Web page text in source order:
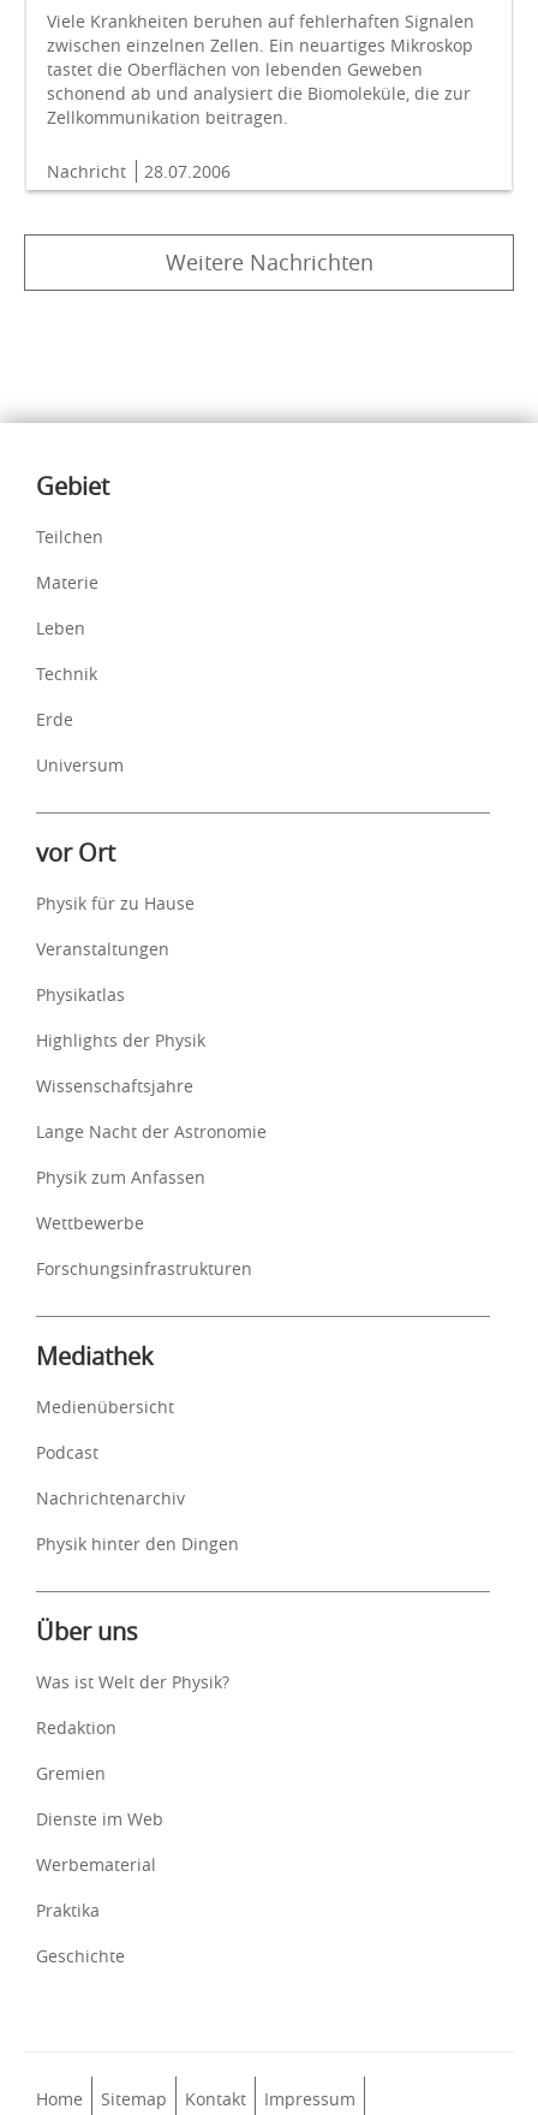
Viele Krankheiten beruhen auf fehlerhaften Signalen
zwischen einzelnen Zellen. Ein neuartiges Mikroskop
tastet die Oberflächen von lebenden Geweben
schonend ab und analysiert die Biomoleküle, die zur
Zellkommunikation beitragen.
Nachricht 28.07.2006
Weitere Nachrichten
Inhalte
Gebiet
Teilchen
Materie
Leben
Technik
Erde
Universum
vor Ort
Physik für zu Hause
Veranstaltungen
Physikatlas
Highlights der Physik
Wissenschaftsjahre
Lange Nacht der Astronomie
Physik zum Anfassen
Wettbewerbe
Forschungsinfrastrukturen
Mediathek
Medienübersicht
Podcast
Nachrichtenarchiv
Physik hinter den Dingen
Über uns
Was ist Welt der Physik?
Redaktion
Gremien
Dienste im Web
Werbematerial
Praktika
Geschichte
Home Sitemap Kontakt Impressum